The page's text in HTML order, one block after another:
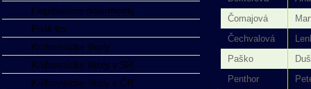
Čomajová
Čechvalová
Paško
Penthor
Legislativne dokumenty
Pošli tip
Knihovnícke školy
Knihovnícke školy v SR
Knihovnícke školy v ČR